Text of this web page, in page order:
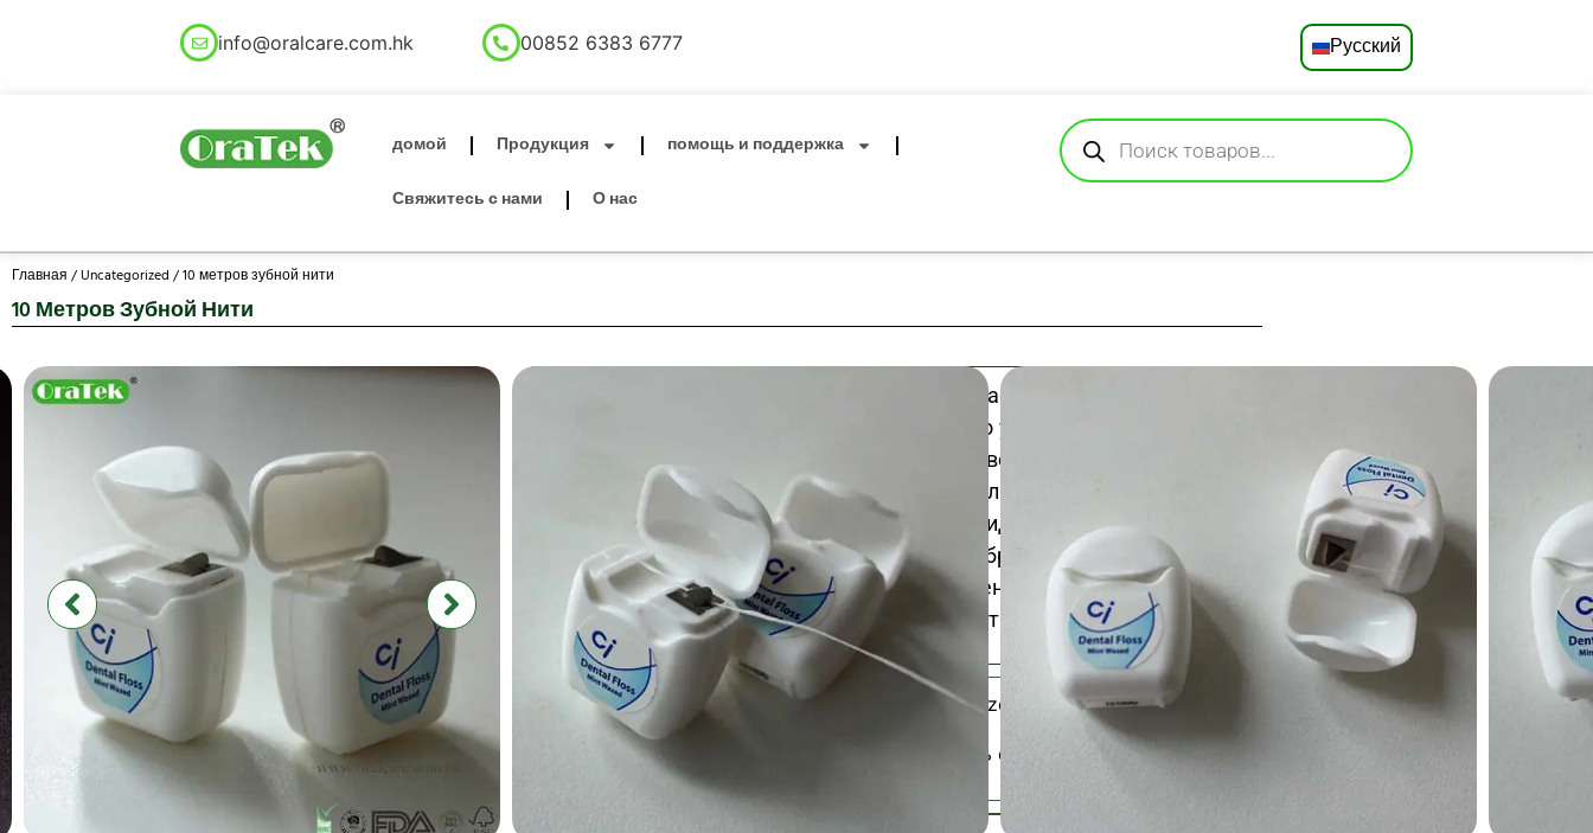
info@oralcare.com.hk 00852 6383 6777
Русский
Deutsch
日本語
домой Продукция
помощь и поддержка
Свяжитесь с нами
О нас
Главная /Uncategorized / 10 метров зубной нити
10 Метров Зубной Нити
10 метров зубной нити – компактная, эластичная нить, которая
расширяется при намокании, чтобы бережно удалять зубной налет и
остатки между зубами и вдоль линии десен; волокна со вкусом мяты,
устойчивые к расщеплению, плавно скользят для комфортной
ежедневной чистки и свежего дыхания, идеально подходят для
плотно прилегающих контактных линз и брекетов; многоразовая
дорожная упаковка сохраняет нить гигиеничной и удобной для
транспортировки, обеспечивая уход за полостью рта в любом месте.
Категория: Uncategorized
Артикул / Образцы: Свяжитесь с нами